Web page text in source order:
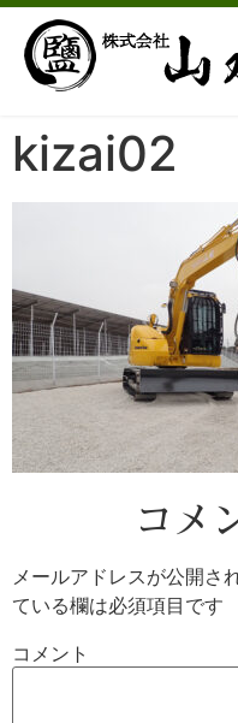
kizai02
コメ
メールアドレスが公開さ
ている欄は必須項目です
コメント